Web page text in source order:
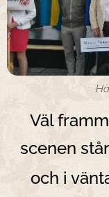
Väl
scenen
och i